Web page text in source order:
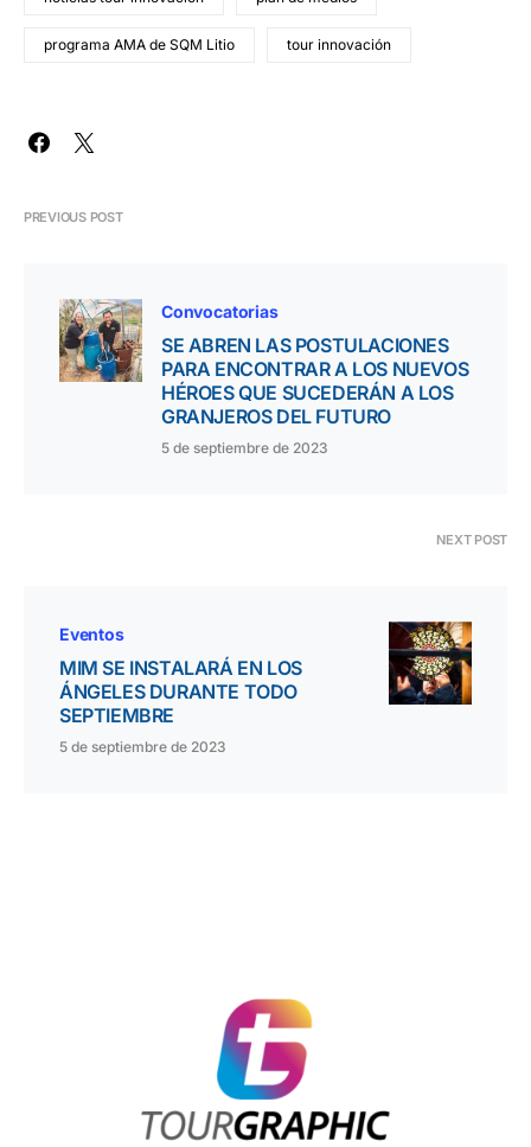
programa AMA de SQM Litio tour innovación
PREVIOUS POST
Convocatorias
SE ABREN LAS POSTULACIONES
PARA ENCONTRAR A LOS NUEVOS
HÉROES QUE SUCEDERÁN A LOS
GRANJEROS DEL FUTURO
5 de septiembre de 2023
NEXT POST
Eventos
MIM SE INSTALARÁ EN LOS
ÁNGELES DURANTE TODO
SEPTIEMBRE
5 de septiembre de 2023